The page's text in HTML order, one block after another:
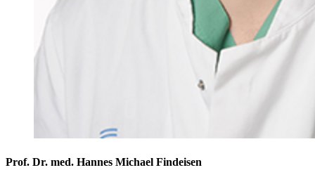
Prof. Dr. med. Hannes Michael Findeisen